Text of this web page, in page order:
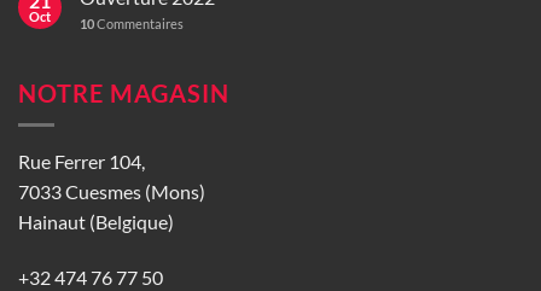
Oct 10Commentaires
NOTRE MAGASIN
Rue Ferrer 104,
7033 Cuesmes (Mons)
Hainaut (Belgique)
+32 474 76 77 50